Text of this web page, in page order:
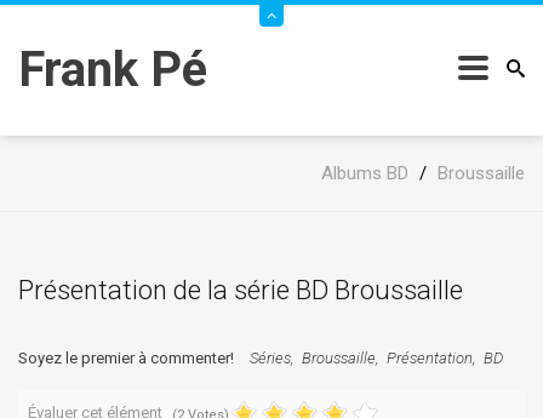
Frank Pé
Albums BD / Broussaille
Présentation de la série BD Broussaille
Soyez le premier à commenter! Séries Broussaille Présentation BD
Évaluer cet élément